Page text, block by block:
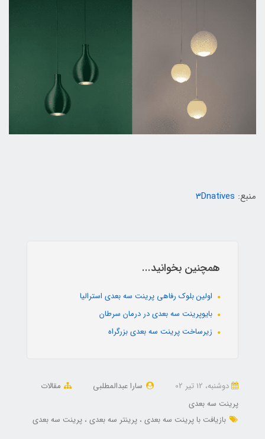
منبع: 3Dnatives
همچنین بخوانید...
اولین بلوک رفاهی پرینت سه بعدی استرالیا
بایوپرینت سه بعدی در درمان سرطان
زیرساخت پرینت سه بعدی بزرگراه
دوشنبه، 12 تير 02 سارا عبدالمطلبی
مقالات
پرینت سه بعدی
بازیافت با پرینت سه بعدی پرینتر سه بعدی پرینت سه بعدی